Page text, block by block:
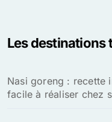
r
e
r
Les destinations
Nasi goreng : recette
facile à réaliser chez